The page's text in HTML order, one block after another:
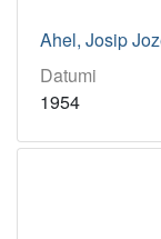
Ahel, Josip
Datumi
1954